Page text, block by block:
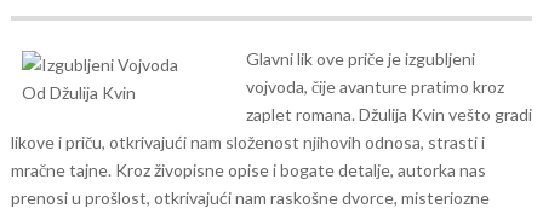
Glavni lik ove priče je izgubljeni
vojvoda, čije avanture pratimo kroz
zaplet romana. Džulija Kvin vešto gradi
likove i priču, otkrivajući nam složenost njihovih odnosa, strasti i
mračne tajne. Kroz živopisne opise i bogate detalje, autorka nas
prenosi u prošlost, otkrivajući nam raskošne dvorce, misteriozne